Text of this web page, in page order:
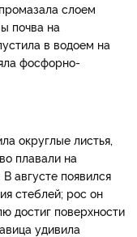
слоем
почва на
в водоем на
фосфорно-
округлые листья,
плавали на
августе появился
стеблей; рос он
достиг поверхности
удивила